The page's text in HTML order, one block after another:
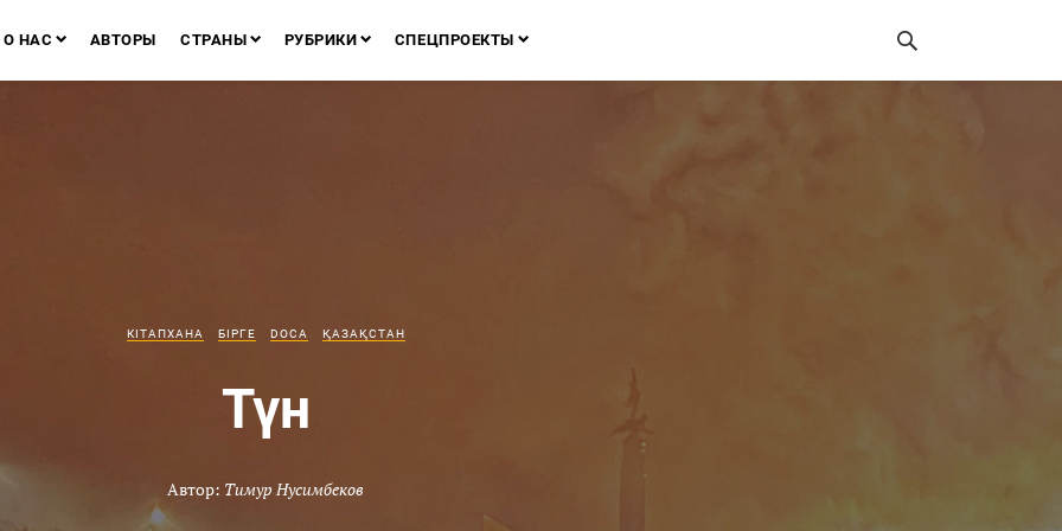
О НАС АВТОРЫ СТРАНЫ РУБРИКИ СПЕЦПРОЕКТЫ
КІТАПХАНА БІРГЕ DOCA ҚАЗАҚСТАН
Түн
Автор: Тимур Нусимбеков